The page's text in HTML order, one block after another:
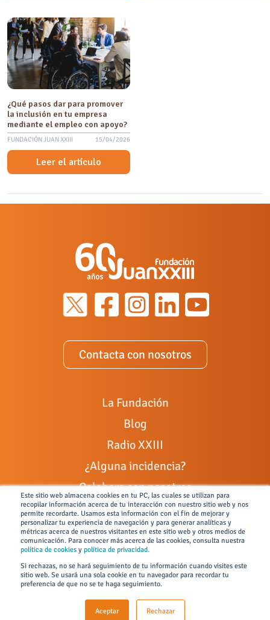
Este sitio web almacena cookies en tu PC, las cuales se utilizan para
recopilar información acerca de tu interacción con nuestro sitio web y nos
permite recordarte. Usamos esta información con el fin de mejorar y
personalizar tu experiencia de navegación y para generar analíticas y
métricas acerca de nuestros visitantes en este sitio web y otros medios de
comunicación. Para conocer más acerca de las cookies, consulta nuestra
política de cookies y política de privacidad.
Si rechazas, no se hará seguimiento de tu información cuando visites este
sitio web. Se usará una sola cookie en tu navegador para recordar tu
preferencia de que no se te haga seguimiento.
Aceptar Rechazar
¿Qué pasos dar para promover
la inclusión en tu empresa
mediante el empleo con apoyo?
FUNDACIÓN JUAN XXIII 15/04/2026
Leer el artículo
Contacta con nosotros
La Fundación
Blog
Radio XXIII
¿Alguna incidencia?
Colabora con nosotros
Portal de empleo
Ley General de Discapacidad
Canal de denuncias
Todos los derechos reservados © 2026 FUNDACIÓN JUAN XIII